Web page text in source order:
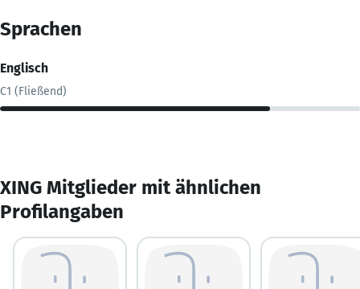
Sprachen
Englisch
C1 (Fließend)
XING Mitglieder mit ähnlichen
Profilangaben